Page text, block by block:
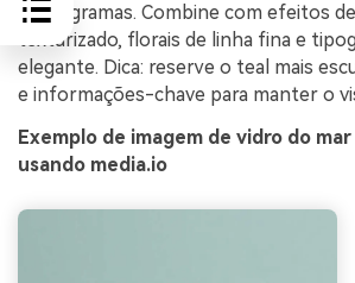
monogramas. Combine com efeitos
texturizado, florais de linha fina e
elegante. Dica: reserve o teal mais
e informações-chave para manter o
Exemplo de imagem de vidro do
usando media.io